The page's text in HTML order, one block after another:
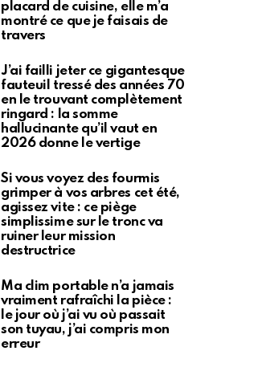
placard de cuisine, elle m’a
montré ce que je faisais de
travers
J’ai failli jeter ce gigantesque
fauteuil tressé des années 70
en le trouvant complètement
ringard : la somme
hallucinante qu’il vaut en
2026 donne le vertige
Si vous voyez des fourmis
grimper à vos arbres cet été,
agissez vite : ce piège
simplissime sur le tronc va
ruiner leur mission
destructrice
Ma clim portable n’a jamais
vraiment rafraîchi la pièce :
le jour où j’ai vu où passait
son tuyau, j’ai compris mon
erreur